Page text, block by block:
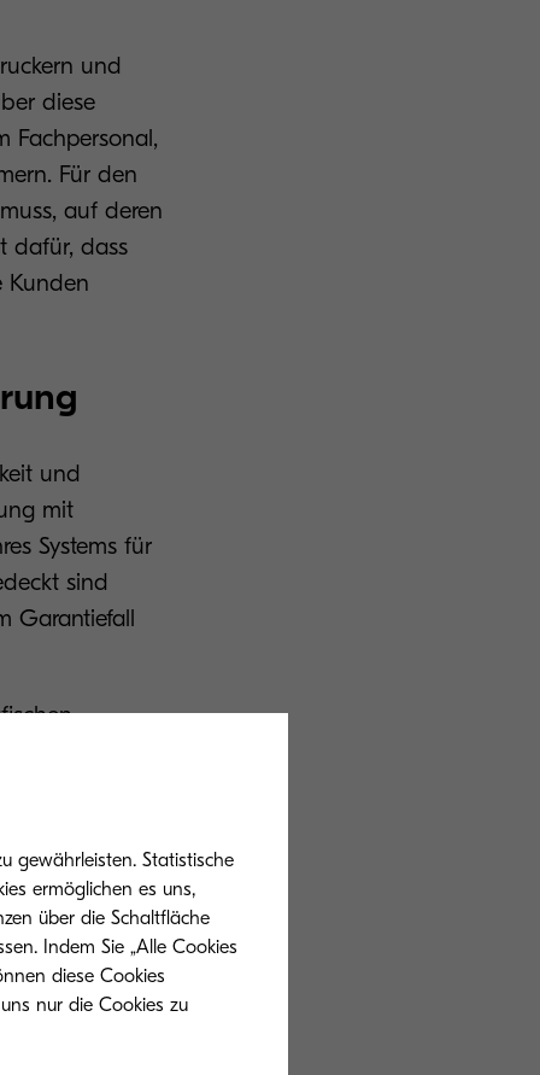
und
diese
Fachpersonal,
Für den
auf deren
dafür, dass
Kunden
und
mit
Systems für
sind
Garantiefall
gewährleisten. Statistische
ermöglichen es uns,
über die Schaltfläche
Indem Sie „Alle Cookies
diese Cookies
nur die Cookies zu